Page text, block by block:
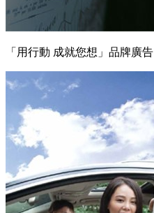
「用行動 成就您想」品牌廣告